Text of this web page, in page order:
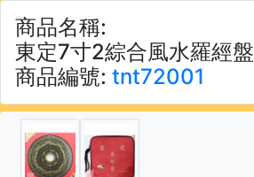
商品名稱:
東定7寸2綜合風水羅經盤
商品編號: tnt72001